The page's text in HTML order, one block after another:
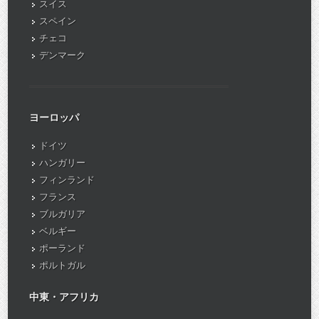
スイス
スペイン
チェコ
デンマーク
ヨーロッパ
ドイツ
ハンガリー
フィンランド
フランス
ブルガリア
ベルギー
ポーランド
ポルトガル
中東・アフリカ